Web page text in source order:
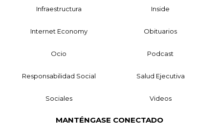
Infraestructura Inside
Internet Economy Obituarios
Ocio Podcast
Responsabilidad Social Salud Ejecutiva
Sociales Videos
MANTÉNGASE CONECTADO